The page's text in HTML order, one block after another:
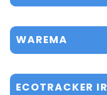
WAREMA
ECOTRACKER IR